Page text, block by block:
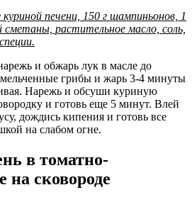
куриной печени, 150 г шампиньонов, 1
растительное масло, соль,
и обжарь лук в масле до
грибы и жарь 3-4 минуты
Нарежь и обсуши куриную
и готовь еще 5 минут. Влей
дождись кипения и готовь все
на слабом огне.
в томатно-
на сковороде